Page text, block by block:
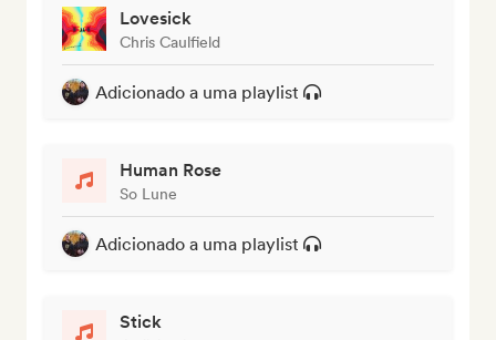
Lovesick
Chris Caulfield
Adicionado a uma playlist
Human Rose
So Lune
Adicionado a uma playlist
Stick